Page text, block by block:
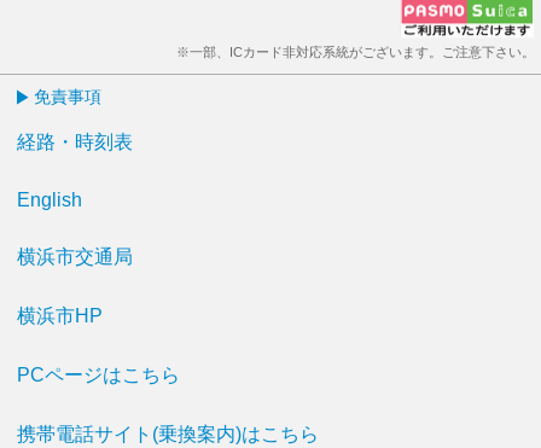
※一部、ICカード非対応系統がございます。ご注意下さい。
免責事項
経路・時刻表
English
横浜市交通局
横浜市HP
PCページはこちら
携帯電話サイト(乗換案内)はこちら